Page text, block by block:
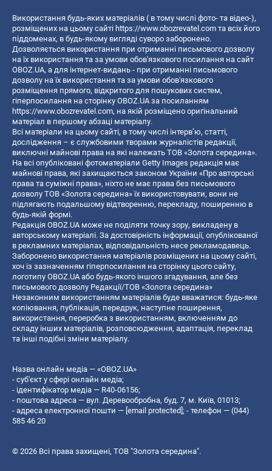
Використання будь-яких матеріалів ( в тому числі фото- та відео-),
розміщених на цьому сайті https://www.obozrevatel.com та всіх його
піддоменах, в будь-якому вигляді суворо заборонено.
Дозволяється використання при отриманні письмового дозволу
на їх використання та за умови обов'язкового посилання на сайт
OBOZ.UA, а для інтернет-видань - при отриманні письмового
дозволу на їх використання та за умови обов'язкового
розміщення прямого, відкритого для пошукових систем,
гіперпосилання на сторінку OBOZ.UA за посиланням
https://www.obozrevatel.com, на якій розміщено оригінальний
матеріал в першому абзаці матеріалу.
Всі матеріали на цьому сайті, в тому числі інтерв’ю, статті,
дослідження – є службовими творами журналістів редакції,
виключні майнові права на які належать ТОВ «Золота середина».
На всі опубліковані фотоматеріали Getty Images редакція має
майнові права, які захищаються законом України «Про авторські
права та суміжні права», ніхто не має права без письмового
дозволу ТОВ «Золота середина» їх використовувати, вони не
підлягають подальшому відтворенню, перекладу, поширенню в
будь-якій формі.
Редакція OBOZ.UA може не поділяти точку зору, викладену в
авторському матеріалі. За достовірність інформації, опублікованої
в рекламних матеріалах, відповідальність несе рекламодавець.
Заборонено використання матеріалів розміщених на цьому сайті,
хоч із зазначенням гіперпосилання на сторінку цього сайту,
логотипу OBOZ.UA або будь-якого іншого згадування, але без
письмового дозволу Редакції/ТОВ «Золота середина»
Незаконним використанням матеріалів буде вважатися: будь-яке
копiювання, публiкацiя, передрук, наступне поширення,
використання, переробка з використанням, включенням до
складу інших матеріалів, розповсюдження, адаптація, переклад
та інші подібні зміни матеріалу.
Назва онлайн медіа — «OBOZ.UA»
- суб'єкт у сфері онлайн медіа;
- ідентифікатор медіа — R40-06156;
- поштова адреса — вул. Деревообробна, буд. 7, м. Київ, 01013;
- адреса електронної пошти — [email protected] ; - телефон — (044)
585 46 20
© 2026 Всі права захищені, ТОВ "Золота середина".